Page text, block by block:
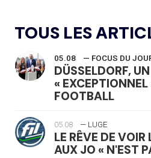
TOUS LES
05.08 — FOCUS DU
DÜSSELDORF,
«
FOOTBALL
05.08 — LUGE
LE RÊVE DE
AUX JO « N'EST